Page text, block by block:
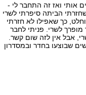
אותי ואז זה התחבר לי -
הביתה סיפרתי לשרי
כך שאפילו לא חזרתי
לשרי. פניתי לחבר
אבל אין לזה שום קשר.
שבוצעו בחדר ובמסדרון